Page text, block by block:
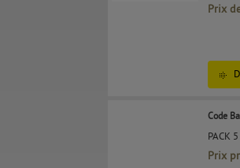
Prix
Code
PACK
Prix